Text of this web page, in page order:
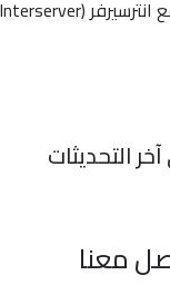
التحديثات
معنا